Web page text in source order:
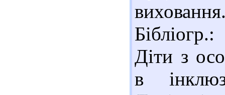
Діти з
в